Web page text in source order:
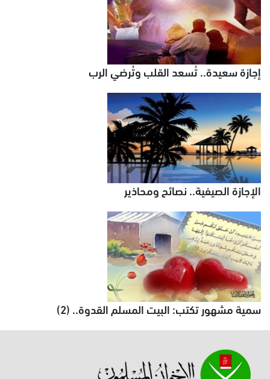
إجازة سعيدة.. تُسعد القلب وتُرضي الرب
الإجازة الصيفية.. نصائح ومحاذير
سمية مشهور تكتب: البيت المسلم القدوة.. (2)